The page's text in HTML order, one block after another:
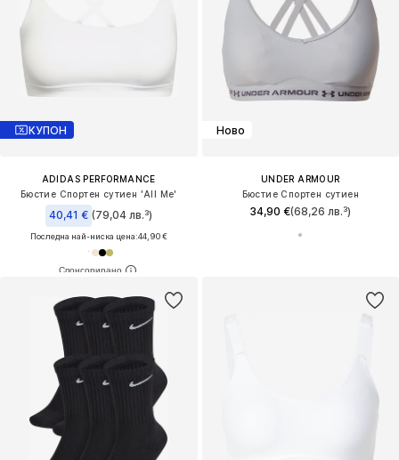
КУПОН
ADIDAS PERFORMANCE
Бюстие Спортен сутиен 'All Me'
40,41 € (79,04 лв.³)
Последна най-ниска цена:44,90 €
Ново
UNDER ARMOUR
Бюстие Спортен сутиен
34,90 €(68,26 лв.³)